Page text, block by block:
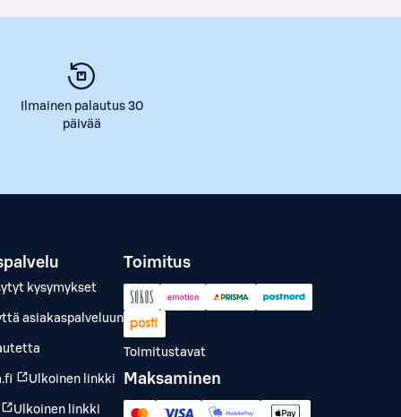
Ilmainen palautus 30
päivää
kysymykset
asiakaspalveluun
Ulkoinen linkki
Ulkoinen linkki
Toimitus
Toimitustavat
Maksaminen